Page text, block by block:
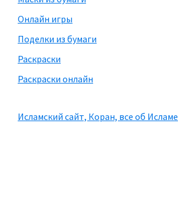
Онлайн игры
Поделки из бумаги
Раскраски
Раскраски онлайн
Исламский сайт, Коран, все об Исламе